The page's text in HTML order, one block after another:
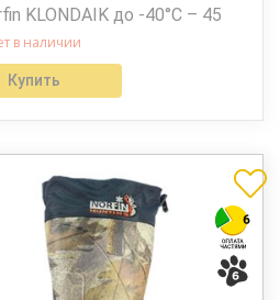
KLONDAIK до -40°С – 45
в наличии
Купить